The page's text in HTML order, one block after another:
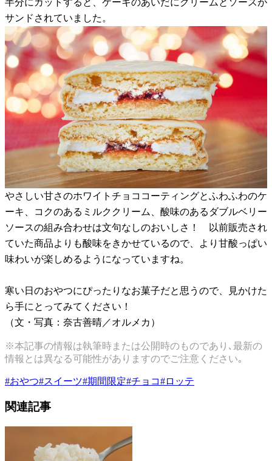
サンドされていました。
やさしい甘さのホワイトチョココーティングとふわふわのケ
ーキ、コクのあるミルククリーム、酸味のあるダブルベリー
ソースの組み合わせは文句なしのおいしさ！ 以前販売され
ていた商品よりも酸味をきかせているので、より甘酸っぱい
味わいが楽しめるようになっていますね。
寒い日のおやつにぴったりなお菓子だと思うので、見かけた
ら手にとってみてください！
（文・写真：奈古善晴／オルメカ）
※本記事の情報は執筆時または公開時のものであり､最新の
情報とは異なる可能性がありますのでご注意ください｡
#おやつ#スイーツ#期間限定#チョコ#ロッテ
関連記事